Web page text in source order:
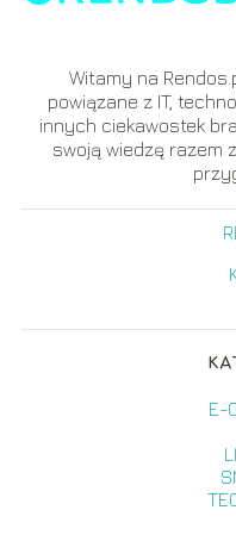
Witamy na
powiązane z IT,
innych ciekawostek
swoją wiedzę razem
E-